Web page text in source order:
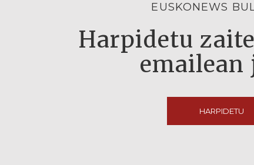
EUSKONEWS
Harpidetu
emailean
HARPIDETU